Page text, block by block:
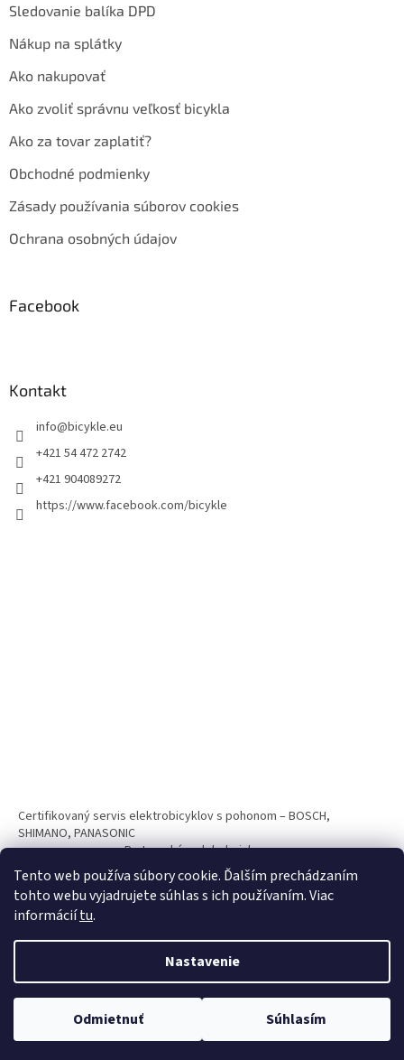
Tento web používa súbory cookie. Ďalším prechádzaním
tohto webu vyjadrujete súhlas s ich používaním. Viac
informáciítu.
Nastavenie
Odmietnuť Súhlasím
Sledovanie balíka DPD
Nákup na splátky
Ako nakupovať
Ako zvoliť správnu veľkosť bicykla
Ako za tovar zaplatiť?
Obchodné podmienky
Zásady používania súborov cookies
Ochrana osobných údajov
Facebook
Kontakt
info@bicykle.eu
+421 54 472 2742
+421 904089272
https://www.facebook.com/bicykle
Certifikovaný servis elektrobicyklov s pohonom – BOSCH,
SHIMANO, PANASONIC
Partnerský web hokejshop.eu
Vytvoril Shoptet
Copyright 2026BICYKLE SPAIZ shop . Všetky práva vyhradené.